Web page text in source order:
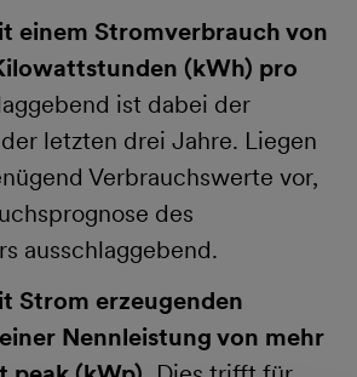
einem Stromverbrauch von
(kWh) pro
ist dabei der
letzten drei Jahre. Liegen
Verbrauchswerte vor,
des
ausschlaggebend.
Strom erzeugenden
Nennleistung von mehr